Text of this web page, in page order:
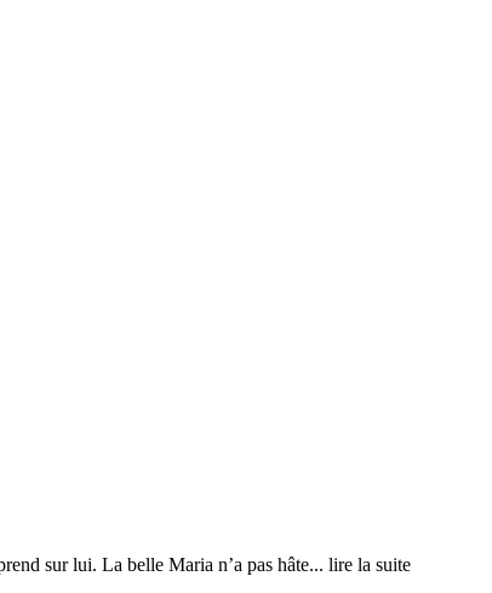
sur lui. La belle Maria n’a pas hâte... lire la suite